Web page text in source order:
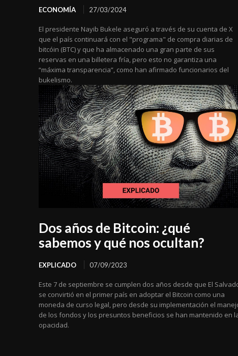
ECONOMÍA 27/03/2024
El presidente Nayib Bukele aseguró a través de su cuenta de X
que el país continuará con el "programa" de compra diarias de
bitcóin (BTC) y que ha almacenado una gran parte de sus
reservas en una billetera fría, pero esto no garantiza una
“máxima transparencia”, como han afirmado funcionarios del
bukelismo.
Dos años de Bitcoin: ¿qué
sabemos y qué nos ocultan?
EXPLICADO 07/09/2023
Este 7 de septiembre se cumplen dos años desde que El
se convirtió en el primer país en adoptar el Bitcoin como una
moneda de curso legal, pero desde su implementación el
de los fondos y los presuntos beneficios se han mantenido en
opacidad.